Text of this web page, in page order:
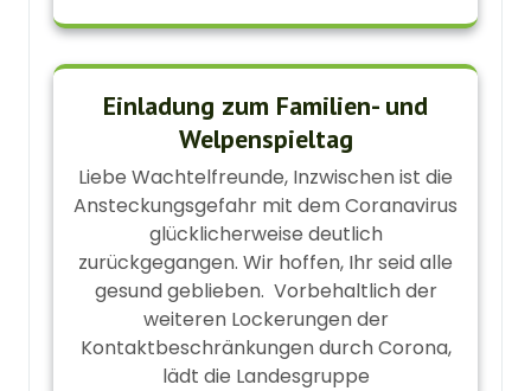
Einladung zum Familien- und
Welpenspieltag
Liebe Wachtelfreunde, Inzwischen ist die
Ansteckungsgefahr mit dem Coranavirus
glücklicherweise deutlich
zurückgegangen. Wir hoffen, Ihr seid alle
gesund geblieben. Vorbehaltlich der
weiteren Lockerungen der
Kontaktbeschränkungen durch Corona,
lädt die Landesgruppe